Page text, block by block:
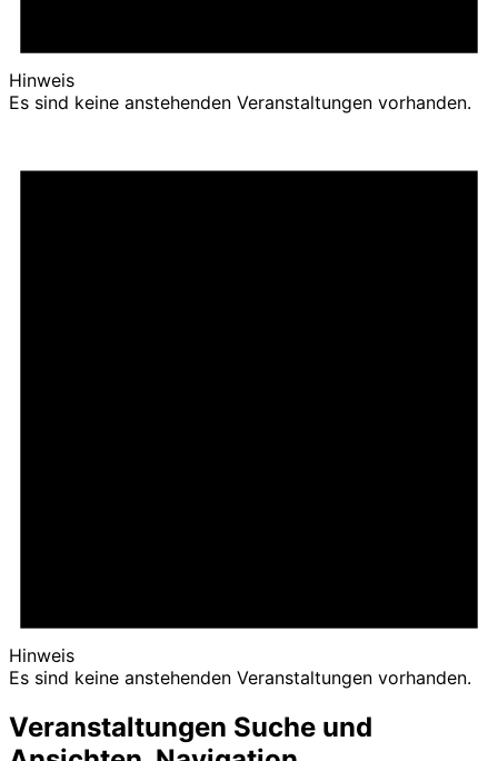
Hinweis
Es sind keine anstehenden Veranstaltungen vorhanden.
Hinweis
Es sind keine anstehenden Veranstaltungen vorhanden.
Veranstaltungen Suche und